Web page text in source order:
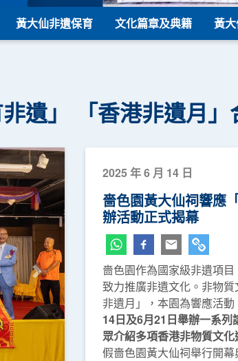
黃大仙非遺保育 文化篇章及典籍 黃
遺」 「香港非遺月
下一頁
2025 年 6 月 14 日
嗇色園黃大仙祠響應
辦活動正式揭幕
嗇色園作為國家級非遺項
致力推廣非遺文化。非物
非遺月」，本園為響應活動
14日及6月21日舉辦一系
眾介紹多項香港非物質文化
假嗇色園黃大仙祠舉行開幕